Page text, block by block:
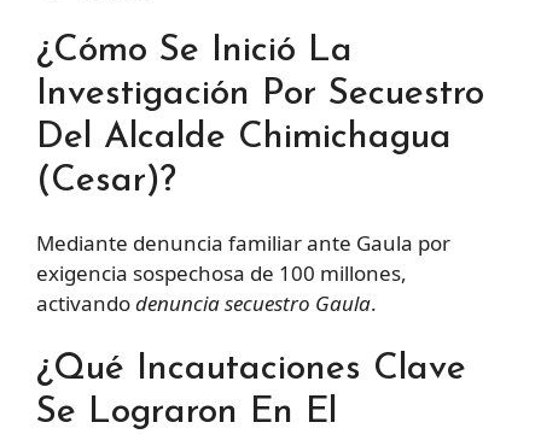
¿Cómo Se Inició La
Investigación Por Secuestro
Del Alcalde Chimichagua
(Cesar)?
Mediante denuncia familiar ante Gaula por
exigencia sospechosa de 100 millones,
activandodenuncia secuestro Gaula.
¿Qué Incautaciones Clave
Se Lograron En El